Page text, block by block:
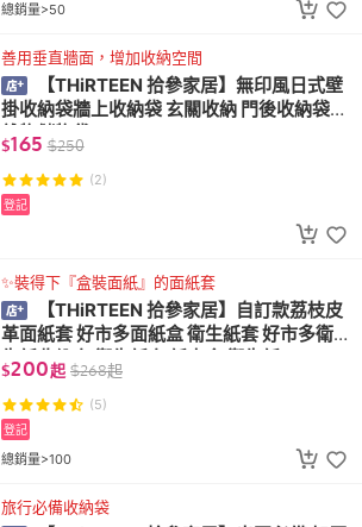
總銷量>50
善用垂直牆面，增加收納空間
【THiRTEEN 拾參家居】無印風日式壁
掛收納袋牆上收納袋 玄關收納 門後收納袋
雜物儲物袋
$165 $250
(2)
登記
✨裝得下『盒裝面紙』的面紙套
【THiRTEEN 拾參家居】自訂款荔枝皮
革面紙套 好市多面紙盒 衛生紙套 好市多衛
生紙收納套 衛生紙套 紙巾盒 衛生紙
$200起 $268起
(5)
總銷量>100
登記
旅行必備收納袋